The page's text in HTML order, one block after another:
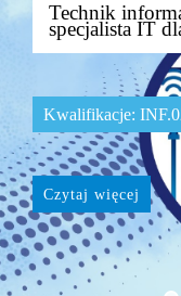
Technik
specjalista IT
Kwalifikacje:
Czytaj więcej